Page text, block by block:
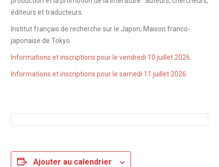
éditeurs et traducteurs.
Institut français de recherche sur le Japon, Maison franco-
japonaise de Tokyo.
Informations et inscriptions pour le vendredi 10 juillet 2026.
Informations et inscriptions pour le samedi 11 juillet 2026.
Ajouter au calendrier